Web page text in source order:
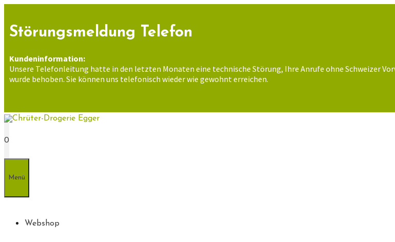
springen
Störungsmeldung Telefon
Kundeninformation:
Unsere Telefonleitung hatte in den letzten Monaten eine technische Störung, Ihre Anrufe ohne Schweizer
wurde behoben. Sie können uns telefonisch wieder wie gewohnt erreichen.
0
Menü
Webshop